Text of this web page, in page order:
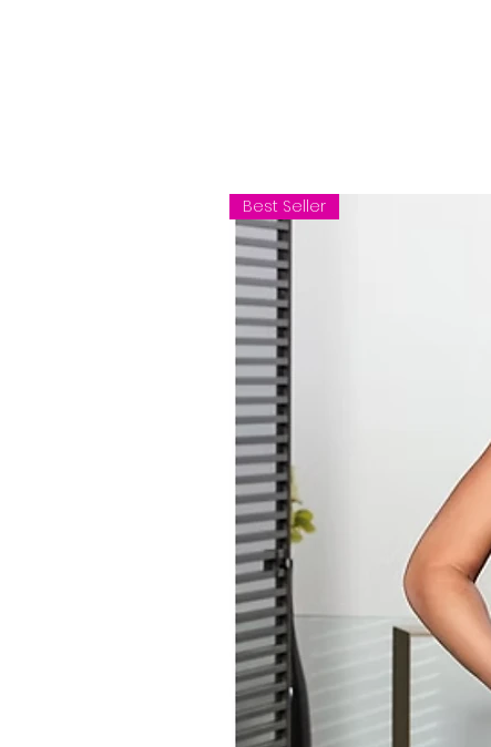
Best Seller